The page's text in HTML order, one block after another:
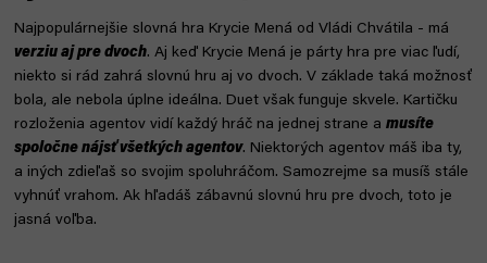
Najpopulárnejšie slovná hra Krycie Mená od Vládi Chvátila - má
verziu aj pre dvoch. Aj keď Krycie Mená je párty hra pre viac ľudí,
niekto si rád zahrá slovnú hru aj vo dvoch. V základe taká možnosť
bola, ale nebola úplne ideálna. Duet však funguje skvele. Kartičku
rozloženia agentov vidí každý hráč na jednej strane a musíte
spoločne nájsť všetkých agentov. Niektorých agentov máš iba ty,
a iných zdieľaš so svojim spoluhráčom. Samozrejme sa musíš stále
vyhnúť vrahom. Ak hľadáš zábavnú slovnú hru pre dvoch, toto je
jasná voľba.